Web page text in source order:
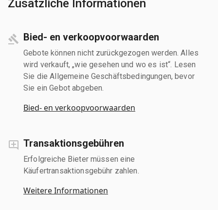
Zusätzliche Informationen
Bied- en verkoopvoorwaarden
Gebote können nicht zurückgezogen werden. Alles
wird verkauft, „wie gesehen und wo es ist“. Lesen
Sie die Allgemeine Geschäftsbedingungen, bevor
Sie ein Gebot abgeben.
Bied- en verkoopvoorwaarden
Transaktionsgebühren
Erfolgreiche Bieter müssen eine
Käufertransaktionsgebühr zahlen.
Weitere Informationen